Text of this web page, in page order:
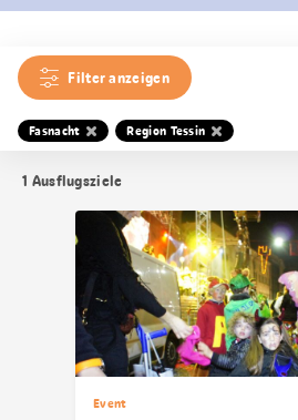
Filter anzeigen
Fasnacht Region Tessin
1 Ausflugsziele
Event